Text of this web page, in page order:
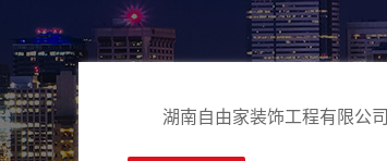
湖南自由家装饰工程有限公司